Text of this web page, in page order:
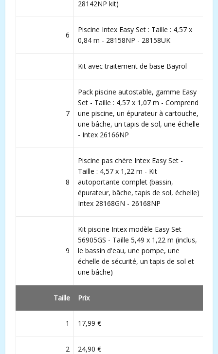
28142NP kit)
6
Piscine Intex Easy Set : Taille : 4,57 x
0,84 m - 28158NP - 28158UK
Kit avec traitement de base Bayrol
7
Pack piscine autostable, gamme Easy
Set - Taille : 4,57 x 1,07 m - Comprend
une piscine, un épurateur à cartouche,
une bâche, un tapis de sol, une échelle
- Intex 26166NP
8
Piscine pas chère Intex Easy Set -
Taille : 4,57 x 1,22 m - Kit
autoportante complet (bassin,
épurateur, bâche, tapis de sol, échelle)
Intex 28168GN - 26168NP
9
Kit piscine Intex modèle Easy Set
56905GS - Taille 5,49 x 1,22 m (inclus,
le bassin d'eau, une pompe, une
échelle de sécurité, un tapis de sol et
une bâche)
Taille Prix
1 17,99 €
2 24,90 €